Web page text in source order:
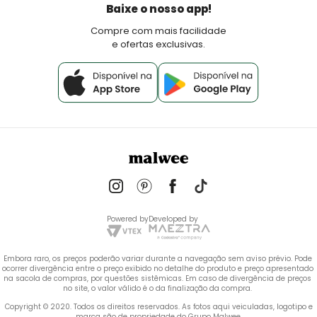
Política de PagamentoBaixe o nosso app!
Compre com mais facilidade
e ofertas exclusivas.
Powered byDeveloped by
Embora raro, os preços poderão variar durante a navegação sem aviso prévio. Pode
ocorrer divergência entre o preço exibido no detalhe do produto e preço apresentado
na sacola de compras, por questões sistêmicas. Em caso de divergência de preços
no site, o valor válido é o da finalização da compra.